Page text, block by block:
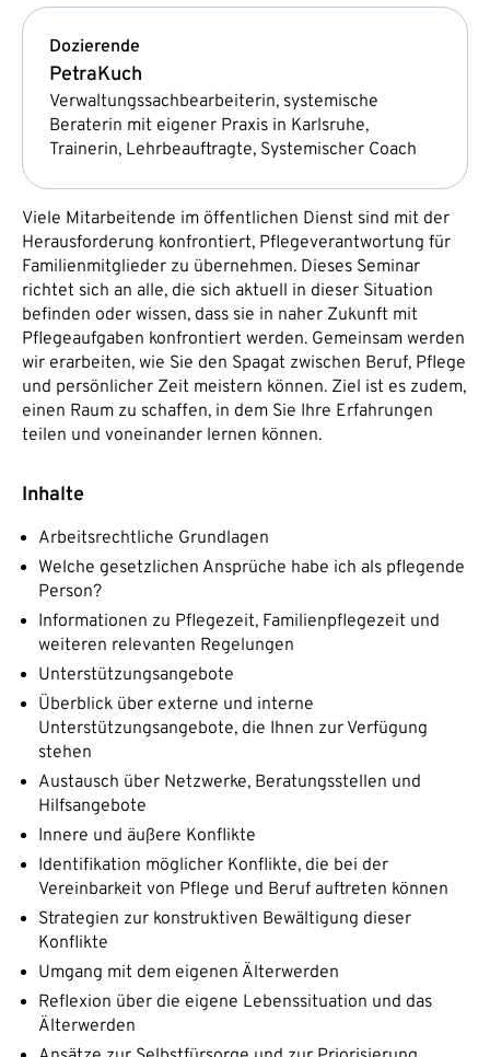
Dozierende
PetraKuch
Verwaltungssachbearbeiterin, systemische
Beraterin mit eigener Praxis in Karlsruhe,
Trainerin, Lehrbeauftragte, Systemischer Coach
Viele Mitarbeitende im öffentlichen Dienst sind mit der
Herausforderung konfrontiert, Pflegeverantwortung für
Familienmitglieder zu übernehmen. Dieses Seminar
richtet sich an alle, die sich aktuell in dieser Situation
befinden oder wissen, dass sie in naher Zukunft mit
Pflegeaufgaben konfrontiert werden. Gemeinsam werden
wir erarbeiten, wie Sie den Spagat zwischen Beruf, Pflege
und persönlicher Zeit meistern können. Ziel ist es zudem,
einen Raum zu schaffen, in dem Sie Ihre Erfahrungen
teilen und voneinander lernen können.
Inhalte
Arbeitsrechtliche Grundlagen
Welche gesetzlichen Ansprüche habe ich als pflegende
Person?
Informationen zu Pflegezeit, Familienpflegezeit und
weiteren relevanten Regelungen
Unterstützungsangebote
Überblick über externe und interne
Unterstützungsangebote, die Ihnen zur Verfügung
stehen
Austausch über Netzwerke, Beratungsstellen und
Hilfsangebote
Innere und äußere Konflikte
Identifikation möglicher Konflikte, die bei der
Vereinbarkeit von Pflege und Beruf auftreten können
Strategien zur konstruktiven Bewältigung dieser
Konflikte
Umgang mit dem eigenen Älterwerden
Reflexion über die eigene Lebenssituation und das
Älterwerden